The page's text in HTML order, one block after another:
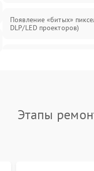
Появление «битых»
DLP/LED проекторов)
коррекция трапеции
Этапы